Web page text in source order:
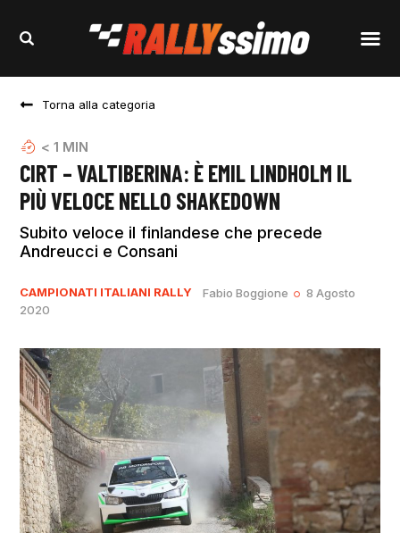
Torna alla categoria
< 1 MIN
CIRT – VALTIBERINA: È EMIL LINDHOLM IL
PIÙ VELOCE NELLO SHAKEDOWN
Subito veloce il finlandese che precede
Andreucci e Consani
CAMPIONATI ITALIANI RALLY Fabio Boggione
8 Agosto
2020